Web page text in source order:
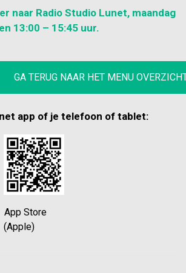
naar Radio Studio Lunet, maandag
13:00 – 15:45 uur.
GA TERUG NAAR HET MENU
app of je telefoon of tablet:
Store